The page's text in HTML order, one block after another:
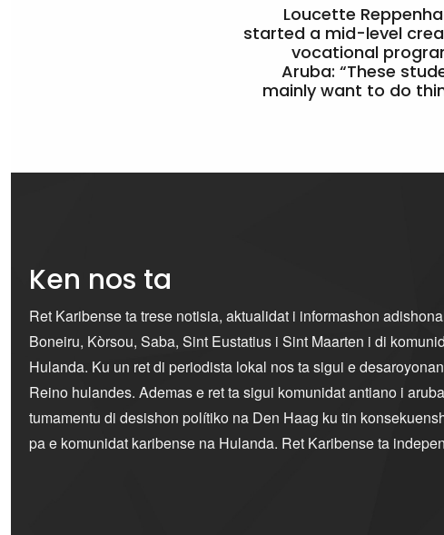
Loucette
started a mid-level
vocational
Aruba: “These
mainly want to do
Ken nos ta
Ret Karibense ta trese notisia, aktualidat i informashon
Boneiru, Kòrsou, Saba, Sint Eustatius i Sint Maarten i di
Hulanda. Ku un ret di periodista lokal nos ta sigui e
Reino hulandes. Ademas e ret ta sigui komunidat antiano i
tumamentu di desishon polítiko na Den Haag ku tin
pa e komunidat karibense na Hulanda. Ret Karibense ta